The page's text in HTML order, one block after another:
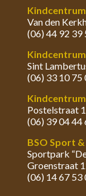
Van den
(06) 44 92 39
Sint
(06) 33 10 75
Kindcentrum
Postelstraat
(06) 39 04 44
BSO Sport
Sportpark
Groenstraat
(06) 14 67 53